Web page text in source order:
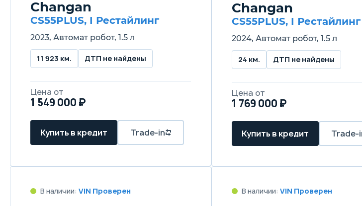
Changan
CS55PLUS, I Рестайлинг
2023, Автомат робот, 1.5 л
11 923 км. ДТП не найдены
Цена от
1 549 000 ₽
Купить в кредит Trade-in
Changan
CS55PLUS, I Рестайлинг
2024, Автомат робот, 1.5 л
24 км. ДТП не найдены
Цена от
1 769 000 ₽
Купить в кредит Trade-
В наличии: VIN Проверен В наличии: VIN Проверен